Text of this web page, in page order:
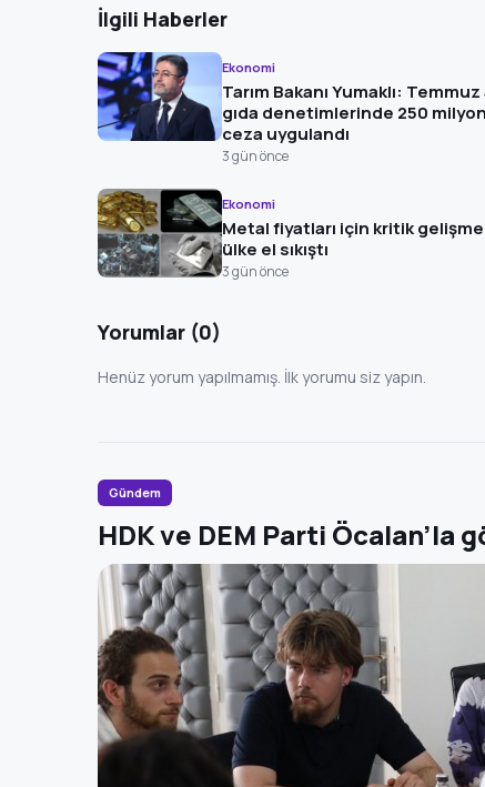
İlgili Haberler
Ekonomi
Tarım Bakanı Yumaklı: Temmuz
gıda denetimlerinde 250
ceza uygulandı
3 gün önce
Ekonomi
Metal fiyatları için kritik
ülke el sıkıştı
3 gün önce
Yorumlar (0)
Henüz yorum yapılmamış. İlk yorumu siz yapın.
Gündem
HDK ve DEM Parti